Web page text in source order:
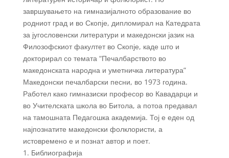
завршувањето на гимназијалното образование во
родниот град и во Скопје, дипломирал на Катедрата
за југословенски литератури и македонски јазик на
Филозофскиот факултет во Скопје, каде што и
докторирал со темата “Печалбарството во
македонската народна и уметничка литература”
Македонски печалбарски песни, во 1973 година.
Работел како гимназиски професор во Кавадарци и
во Учителската школа во Битола, а потоа предавал
на тамошната Педагошка академија. Тој е еден од
најпознатите македонски фолклористи, а
истовремено е и познат автор и поет.
1. Библиографија